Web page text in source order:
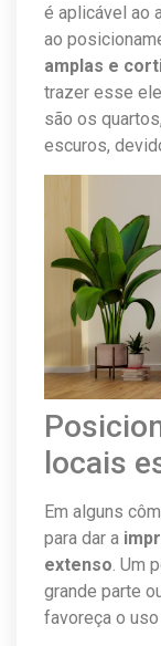
é aplicável ao
ao
amplas e
trazer esse
são os
escuros,
locais
Em alguns
para dar a
extenso. Um
grande parte
favoreça o